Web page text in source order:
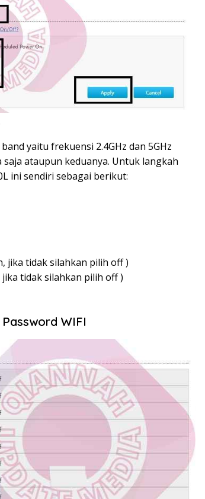
yaitu frekuensi 2.4GHz dan 5GHz
ataupun keduanya. Untuk langkah
ini sendiri sebagai berikut:
jika tidak silahkan pilih off )
tidak silahkan pilih off )
WIFI